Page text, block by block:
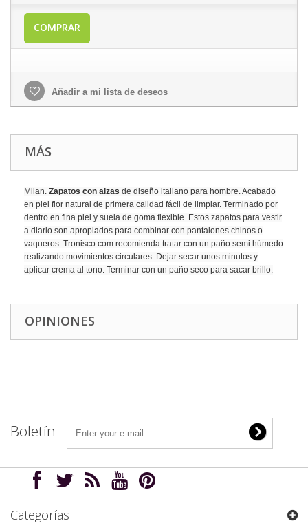
COMPRAR
Añadir a mi lista de deseos
MÁS
Milan. Zapatos con alzas de diseño italiano para hombre. Acabado
en piel flor natural de primera calidad fácil de limpiar. Terminado por
dentro en fina piel y suela de goma flexible. Estos zapatos para vestir
a diario son apropiados para combinar con pantalones chinos o
vaqueros. Tronisco.com recomienda tratar con un paño semi húmedo
realizando movimientos circulares. Dejar secar unos minutos y
aplicar crema al tono. Terminar con un paño seco para sacar brillo.
OPINIONES
Boletín
Categorías